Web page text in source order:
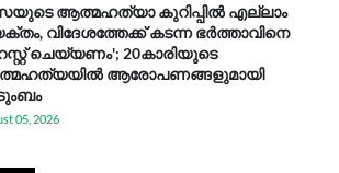
ആത്മഹത്യാ കുറിപ്പിൽ എല്ലാം
വിദേശത്തേക്ക് കടന്ന ഭർത്താവിനെ
ചെയ്യണം'; 20കാരിയുടെ
ആരോപണങ്ങളുമായി
05, 2026